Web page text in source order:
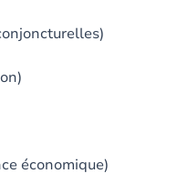
économique)